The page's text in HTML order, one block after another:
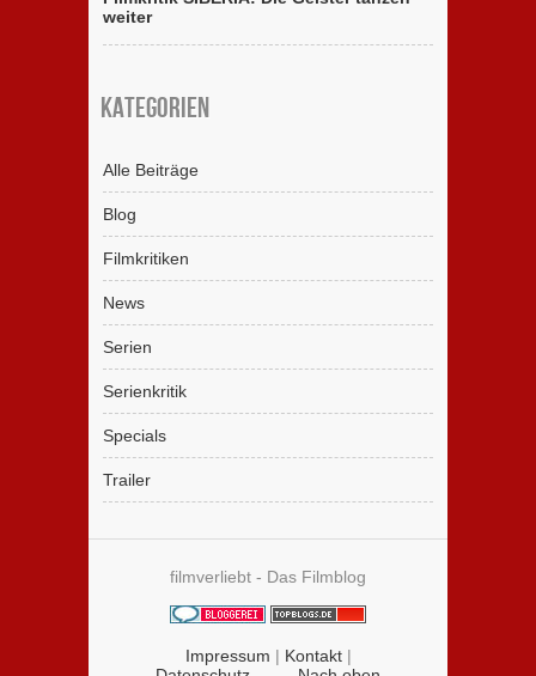
weiter
Kategorien
Alle Beiträge
Blog
Filmkritiken
News
Serien
Serienkritik
Specials
Trailer
filmverliebt - Das Filmblog
Impressum | Kontakt|